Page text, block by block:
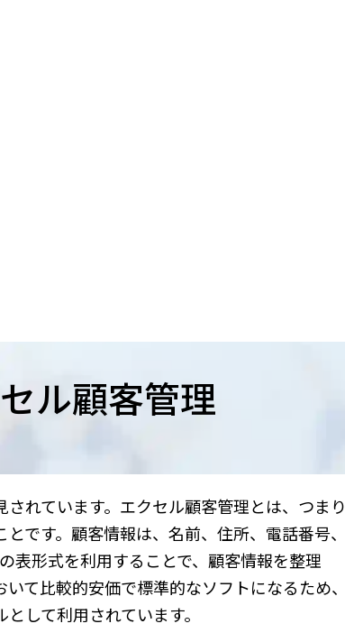
ル顧客管理
れています。エクセル顧客管理とは、つまり
です。顧客情報は、名前、住所、電話番号、
表形式を利用することで、顧客情報を整理
て比較的安価で標準的なソフトになるため、
して利用されています。